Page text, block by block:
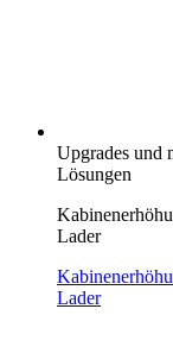
Upgrades und
Lösungen
Lader
Lader